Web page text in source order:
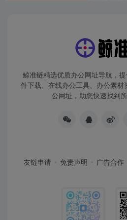
鲸准链精选优质办公网址导航，
件下载、在线办公工具、办公素
公网址，助您快速找到所
友链申请 免责声明 广告合作